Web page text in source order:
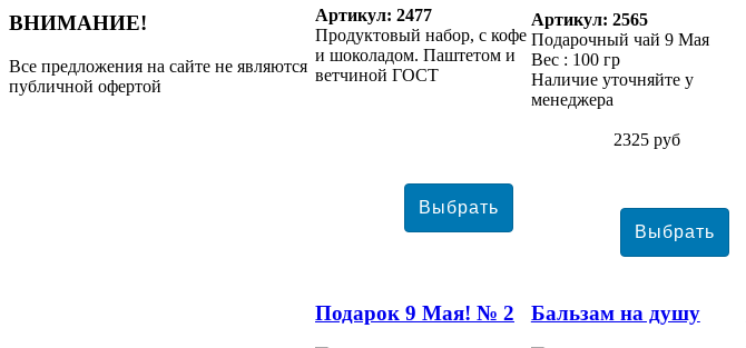
Артикул: 2477
Продуктовый набор, с кофе
и шоколадом. Паштетом и
ветчиной ГОСТ
2325 руб
Артикул: 2565
Подарочный чай 9 Мая
Вес : 100 гр
Наличие уточняйте у
менеджера
Подарок 9 Мая! № 2 Бальзам на душу
ВНИМАНИЕ!
Все предложения на сайте не являются
публичной офертой